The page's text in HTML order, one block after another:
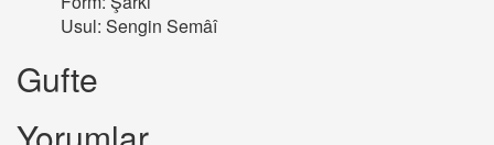
Usul: Sengin Semâî
Gufte